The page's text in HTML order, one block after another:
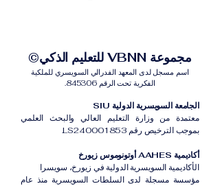
مجموعة VBNN للتعليم الذكي©
اسم مسجل لدى المعهد الفدرالي السويسري للملكية
الفكرية تحت الرقم 845306.
الجامعة السويسرية الدولية SIU
معتمدة من وزارة التعليم العالي والبحث العلمي
بموجب الترخيص رقم LS240001853.
أكاديمية AAHES أوتونوموس زيورخ
الأكاديمية السويسرية الدولية في زيورخ، سويسرا
مؤسسة مسجلة لدى السلطات السويسرية منذ عام